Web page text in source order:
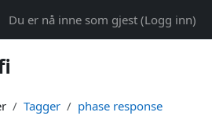
Du er nå inne som gjest (Logg inn)
Tagger phase response